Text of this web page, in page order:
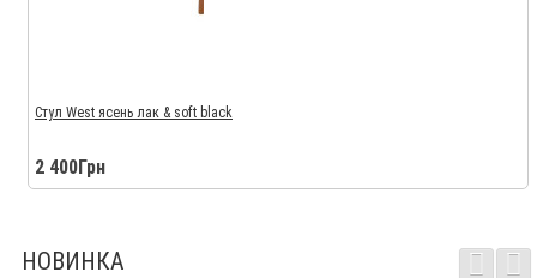
Стул West ясень лак & soft black
2 400Грн
НОВИНКА